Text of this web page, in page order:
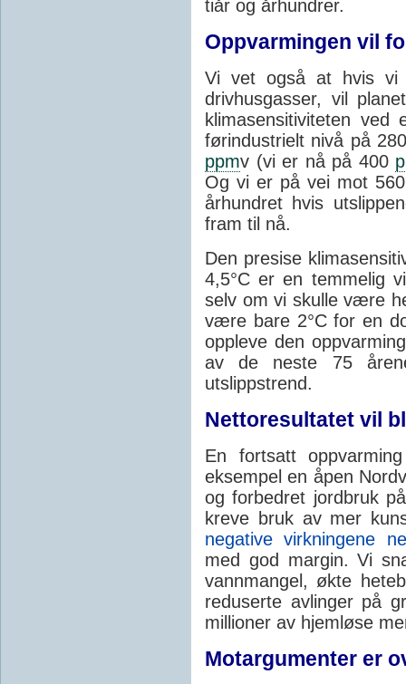
tiår og århundrer.
Oppvarmingen vil
Vi vet også at hvis vi
drivhusgasser, vil
klimasensitiviteten
førindustrielt nivå på
ppmv (vi er nå på 400
Og vi er på vei mot
århundret hvis
fram til nå.
Den presise
4,5°C er en temmelig
selv om vi skulle være
være bare 2°C for en
oppleve den
av de neste 75
utslippstrend.
Nettoresultatet vil
En fortsatt
eksempel en åpen
og forbedret jordbruk
kreve bruk av mer
negative virkningene
med god margin. Vi
vannmangel, økte
reduserte avlinger på
millioner av hjemløse
Motargumenter er